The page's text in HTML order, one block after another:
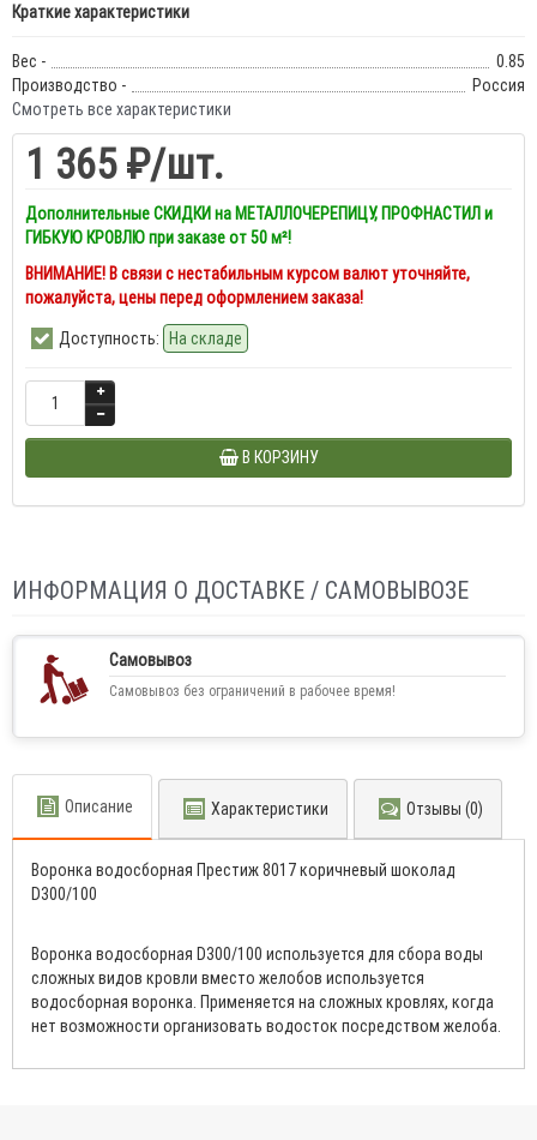
Краткие характеристики
Вес -
0.85
Производство -
Россия
Смотреть все характеристики
1 365 ₽/шт.
Дополнительные СКИДКИ на МЕТАЛЛОЧЕРЕПИЦУ, ПРОФНАСТИЛ и
ГИБКУЮ КРОВЛЮ при заказе от 50 м²!
ВНИМАНИЕ! В связи с нестабильным курсом валют уточняйте,
пожалуйста, цены перед оформлением заказа!
Доступность: На складе
В КОРЗИНУ
ИНФОРМАЦИЯ О ДОСТАВКЕ / САМОВЫВОЗЕ
Самовывоз
Самовывоз без ограничений в рабочее время!
Описание Характеристики Отзывы (0)
Воронка водосборная Престиж 8017 коричневый шоколад
D300/100
Воронка водосборная D300/100 используется для сбора воды
сложных видов кровли вместо желобов используется
водосборная воронка. Применяется на сложных кровлях, когда
нет возможности организовать водосток посредством желоба.